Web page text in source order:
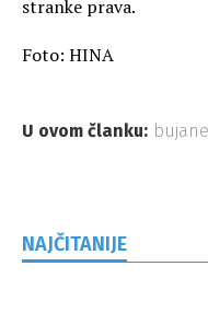
stranke prava.
Foto: HINA
U ovom članku:
NAJČITANIJE